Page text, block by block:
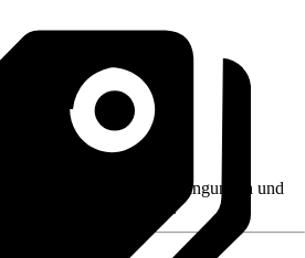
wie z. B. Rückgabebedingungen und
den Verkäufernamen.